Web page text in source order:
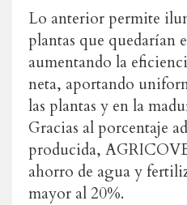
Lo anterior permite
plantas que quedarían
aumentando la
neta, aportando
las plantas y en la
Gracias al porcentaje
producida,
ahorro de agua y
mayor al 20%.